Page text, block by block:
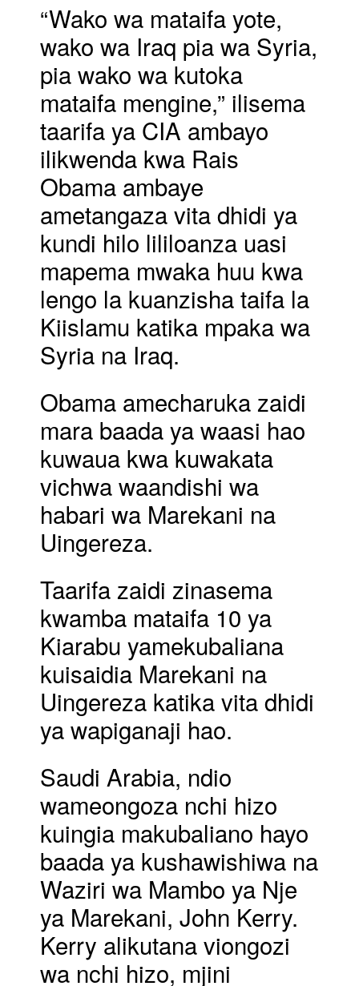
“Wako wa mataifa yote,
wako wa Iraq pia wa Syria,
pia wako wa kutoka
mataifa mengine,” ilisema
taarifa ya CIA ambayo
ilikwenda kwa Rais
Obama ambaye
ametangaza vita dhidi ya
kundi hilo lililoanza uasi
mapema mwaka huu kwa
lengo la kuanzisha taifa la
Kiislamu katika mpaka wa
Syria na Iraq.
Obama amecharuka zaidi
mara baada ya waasi hao
kuwaua kwa kuwakata
vichwa waandishi wa
habari wa Marekani na
Uingereza.
Taarifa zaidi zinasema
kwamba mataifa 10 ya
Kiarabu yamekubaliana
kuisaidia Marekani na
Uingereza katika vita dhidi
ya wapiganaji hao.
Saudi Arabia, ndio
wameongoza nchi hizo
kuingia makubaliano hayo
baada ya kushawishiwa na
Waziri wa Mambo ya Nje
ya Marekani, John Kerry.
Kerry alikutana viongozi
wa nchi hizo, mjini